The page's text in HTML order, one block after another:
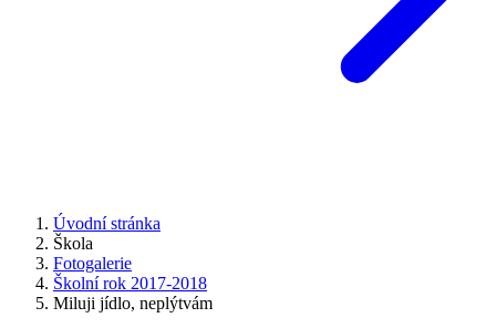
Úvodní stránka
Škola
Fotogalerie
Školní rok 2017-2018
Miluji jídlo, neplýtvám